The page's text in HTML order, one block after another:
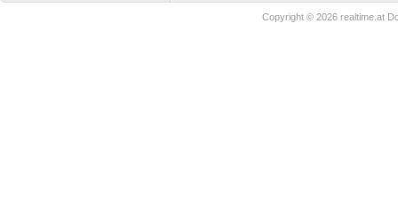
Copyright © 2026 realtime.at